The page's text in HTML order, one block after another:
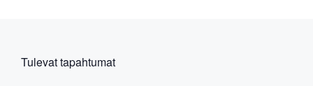
Tulevat tapahtumat